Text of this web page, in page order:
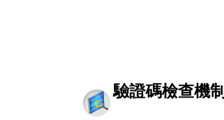
驗證碼檢查機制